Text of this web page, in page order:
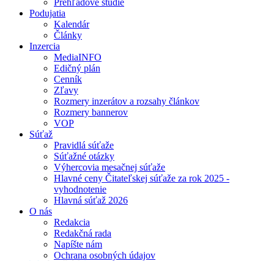
Prehľadové štúdie
Podujatia
Kalendár
Články
Inzercia
MediaINFO
Edičný plán
Cenník
Zľavy
Rozmery inzerátov a rozsahy článkov
Rozmery bannerov
VOP
Súťaž
Pravidlá súťaže
Súťažné otázky
Výhercovia mesačnej súťaže
Hlavné ceny Čitateľskej súťaže za rok 2025 -
vyhodnotenie
Hlavná súťaž 2026
O nás
Redakcia
Redakčná rada
Napíšte nám
Ochrana osobných údajov